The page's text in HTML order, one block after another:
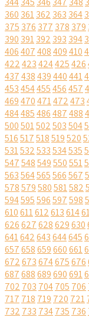
360 361362 363 364
375 376 377 378 379
390 391392 393 394
406407408409410
422423424425426
437438439440441
453454455456457
469470471472473
484485486487488
500501502503504
516517518519520
531532533534535
547548549550551
563564565566567
578579580581582
594595596597598
610611612613614
626627628629630
641642643644645
657658659660661
672673674675676
687688689690691
702 703 704705 706
717 718 719 720 721
732 733 734735 736